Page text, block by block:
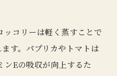
コリーは軽く蒸すことで
す。パプリカやトマトは
Eの吸収が向上するた